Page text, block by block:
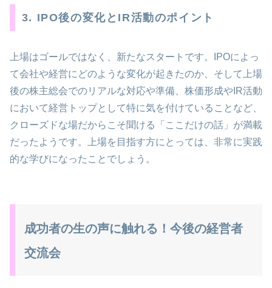
3. IPO後の変化とIR活動のポイント
上場はゴールではなく、新たなスタートです。IPOによっ
て会社や経営にどのような変化が起きたのか、そして上場
後の株主総会でのリアルな対応や準備、株価形成やIR活動
において経営トップとして特に気を付けていることなど、
クローズドな場だからこそ聞ける「ここだけの話」が満載
だったようです。上場を目指す方にとっては、非常に実践
的な学びになったことでしょう。
成功者の生の声に触れる！今後の経営者
交流会